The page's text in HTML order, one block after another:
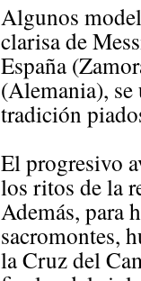
Algunos
clarisa de
España
(Alemania),
tradición
El progresivo
los ritos de la
Además, para
sacromontes,
la Cruz del